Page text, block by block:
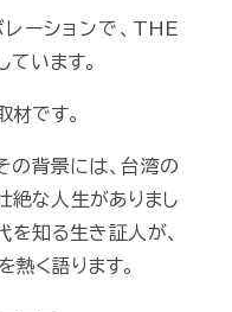
ーションで、THE
います。
材です。
の背景には、台湾の
絶な人生がありまし
を知る生き証人が、
熱く語ります。